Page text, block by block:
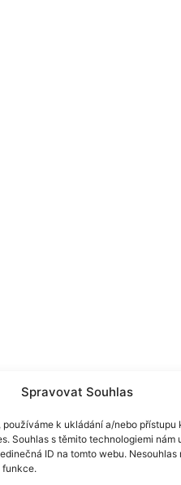
Spravovat Souhlas
k ukládání a/nebo přístupu
Souhlas s těmito technologiemi
ID na tomto webu.
funkce.